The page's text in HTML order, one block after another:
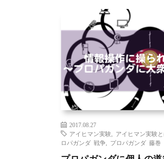
2017.08.27
アイヒマン実験
アイヒマン実験と
ロパガンダ 戦争
プロパガンダ 藤巻